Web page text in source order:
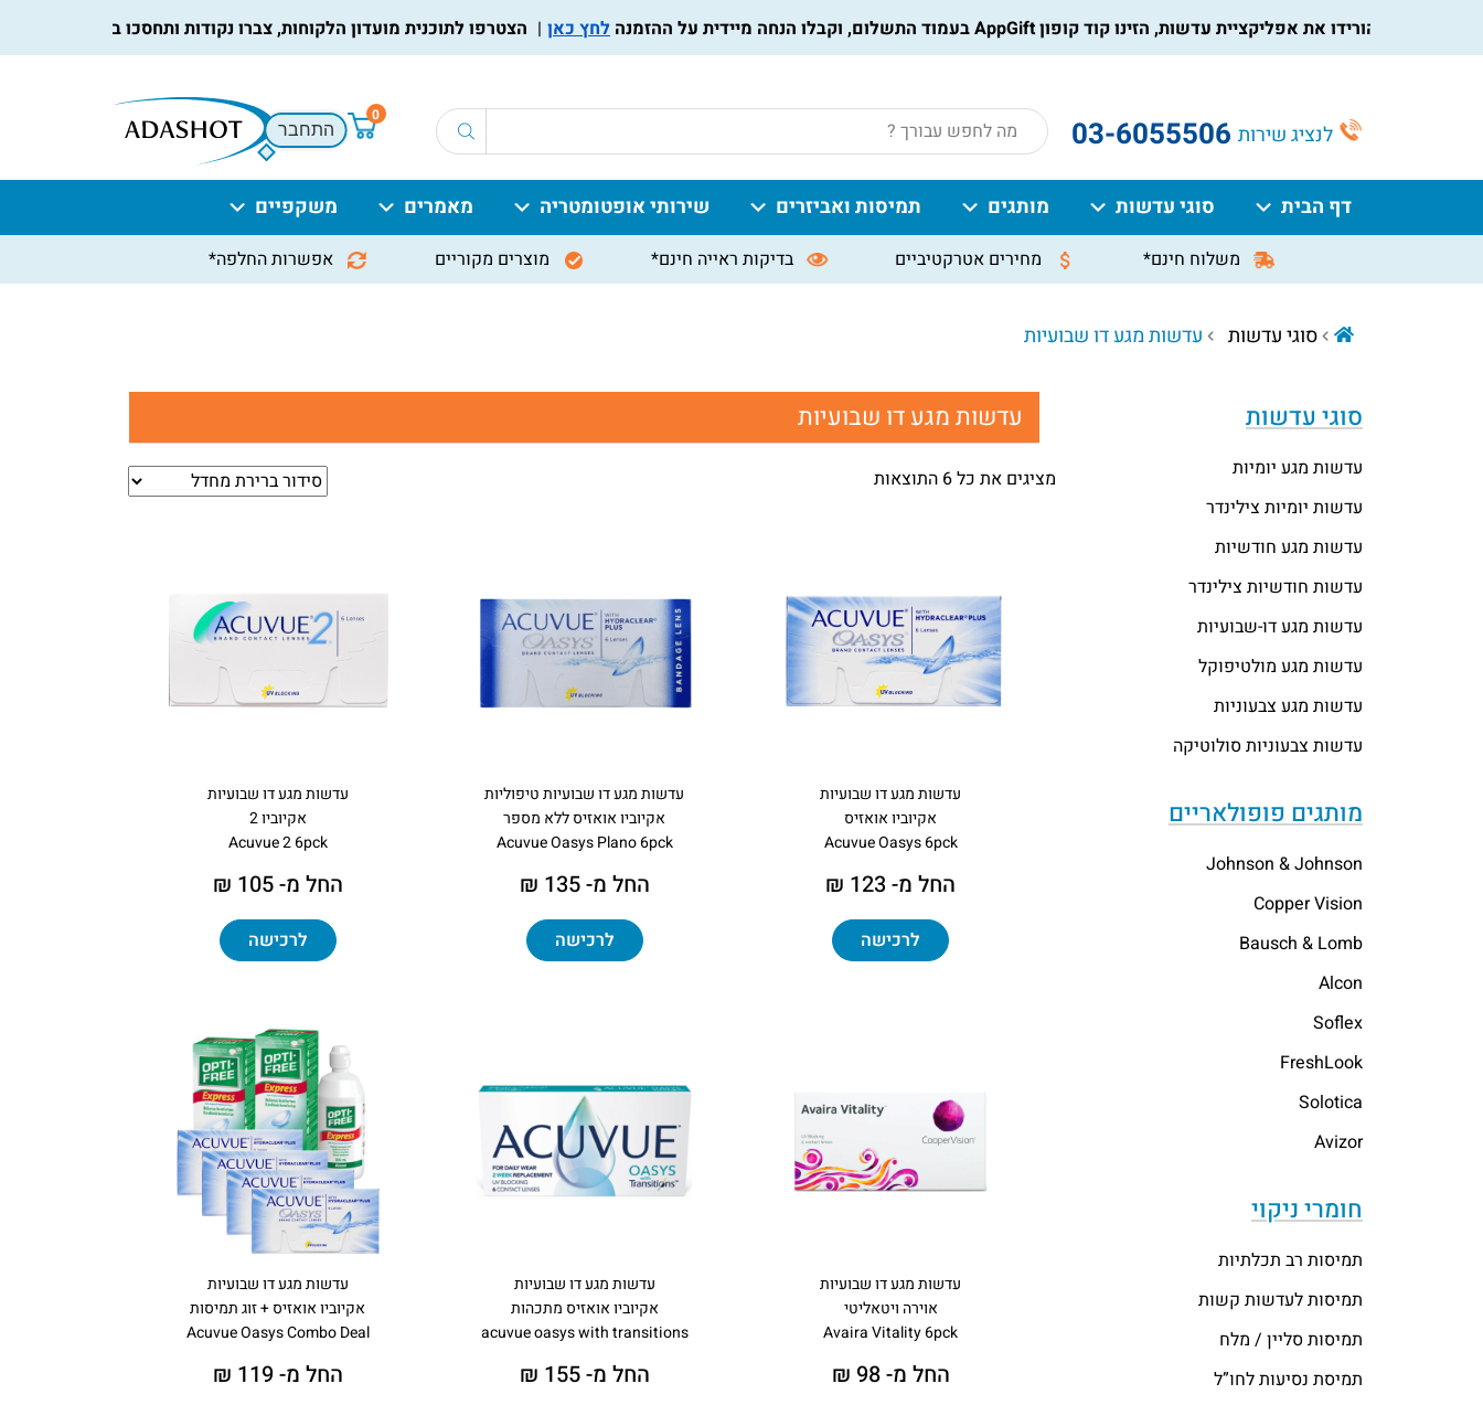
הורידו את אפליקציית עדשות, הזינו קוד קופון AppGift בעמוד התשלום, וקבלו הנחה מיידית על ההזמנה לחץ כאן הצטרפו לתוכנית מועדון הלקוחות, צברו נקודות ותחסכו בקניות הבאות,
לנציג שירות 03-6055506
Products
search
0
התחבר
דף הבית סוגי עדשות מותגים תמיסות ואביזרים שירותי אופטומטריה מאמרים משקפיים
משלוח חינם* מחירים אטרקטיביים בדיקות ראייה חינם* מוצרים מקוריים אפשרות החלפה*
סוגי עדשות עדשות מגע דו שבועיות
סוגי עדשות
עדשות מגע יומיות
עדשות יומיות צילינדר
עדשות מגע חודשיות
עדשות חודשיות צילינדר
עדשות מגע דו-שבועיות
עדשות מגע מולטיפוקל
עדשות מגע צבעוניות
עדשות צבעוניות סולוטיקה
מותגים פופולאריים
Johnson & Johnson
Copper Vision
Bausch & Lomb
Alcon
Soflex
FreshLook
Solotica
Avizor
חומרי ניקוי
תמיסות רב תכלתיות
תמיסות לעדשות קשות
תמיסות סליין / מלח
תמיסת נסיעות לחו”ל
עדשות מגע דו שבועיות
מציגים את כל ⁦6⁩ התוצאות
עדשות מגע דו שבועיות
אקיוביו אואזיס
Acuvue Oasys 6pck
החל מ- 123 ₪
לרכישה
עדשות מגע דו שבועיות טיפוליות
אקיוביו אואזיס ללא מספר
Acuvue Oasys Plano 6pck
החל מ- 135 ₪
לרכישה
עדשות מגע דו שבועיות
אקיוביו 2
Acuvue 2 6pck
החל מ- 105 ₪
לרכישה
עדשות מגע דו שבועיות
אוירה ויטאליטי
Avaira Vitality 6pck
החל מ- 98 ₪
עדשות מגע דו שבועיות
אקיוביו אואזיס מתכהות
acuvue oasys with transitions
החל מ- 155 ₪
עדשות מגע דו שבועיות
אקיוביו אואזיס + זוג תמיסות
Acuvue Oasys Combo Deal
החל מ- 119 ₪